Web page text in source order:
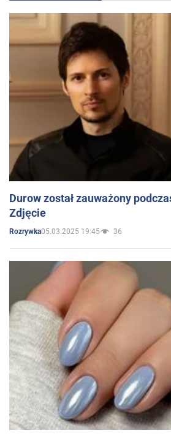
Durow został zauważony
Zdjęcie
Rozrywka05.03.2025 19:45 36